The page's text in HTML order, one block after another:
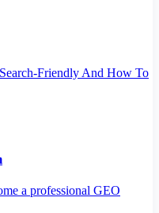
Friendly And How To
a professional GEO